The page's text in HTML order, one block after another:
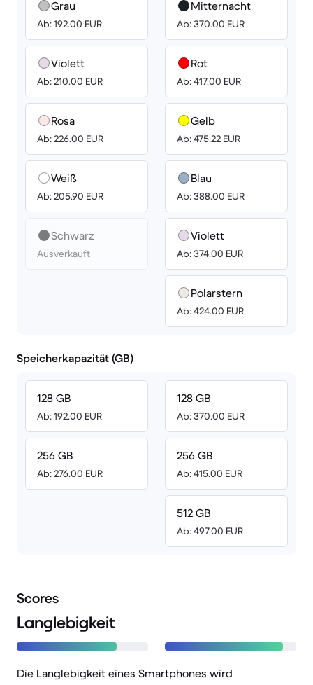
Grau
Ab: 192.00 EUR
Violett
Ab: 210.00 EUR
Rosa
Ab: 226.00 EUR
Weiß
Ab: 205.90 EUR
Schwarz
Ausverkauft
Mitternacht
Ab: 370.00 EUR
Rot
Ab: 417.00 EUR
Gelb
Ab: 475.22 EUR
Blau
Ab: 388.00 EUR
Violett
Ab: 374.00 EUR
Polarstern
Ab: 424.00 EUR
Speicherkapazität (GB)
128 GB
Ab: 192.00 EUR
256 GB
Ab: 276.00 EUR
128 GB
Ab: 370.00 EUR
256 GB
Ab: 415.00 EUR
512 GB
Ab: 497.00 EUR
Scores
Langlebigkeit
Die Langlebigkeit eines Smartphones wird